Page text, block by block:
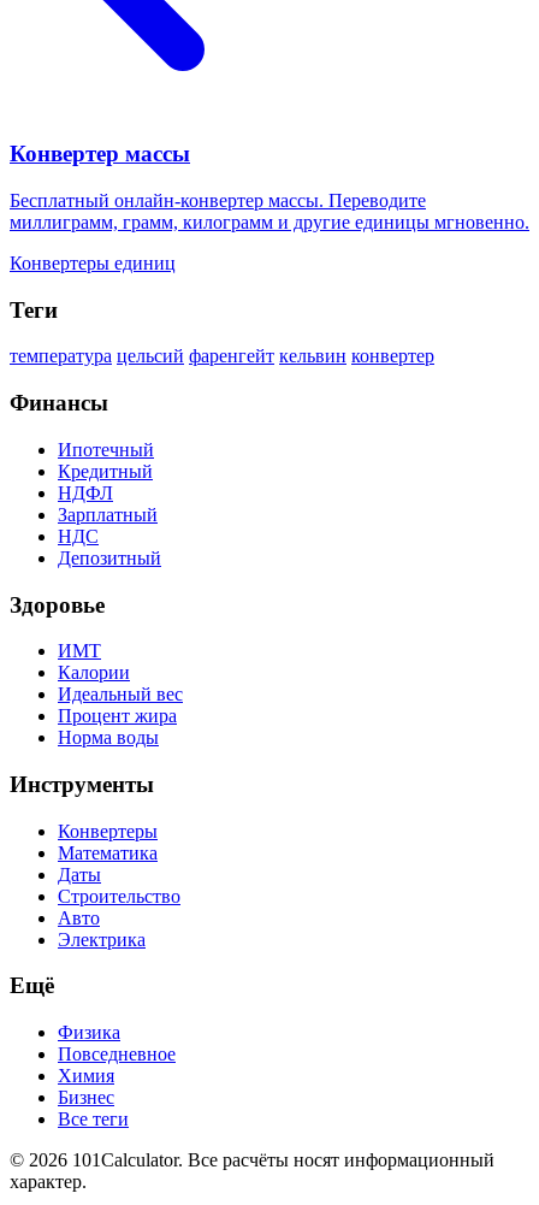
Конвертер массы
Бесплатный онлайн-конвертер массы. Переводите
миллиграмм, грамм, килограмм и другие единицы мгновенно.
Конвертеры единиц
Теги
температура цельсий фаренгейт кельвин конвертер
Финансы
Ипотечный
Кредитный
НДФЛ
Зарплатный
НДС
Депозитный
Здоровье
ИМТ
Калории
Идеальный вес
Процент жира
Норма воды
Инструменты
Конвертеры
Математика
Даты
Строительство
Авто
Электрика
Ещё
Физика
Повседневное
Химия
Бизнес
Все теги
© 2026 101Calculator. Все расчёты носят информационный
характер.